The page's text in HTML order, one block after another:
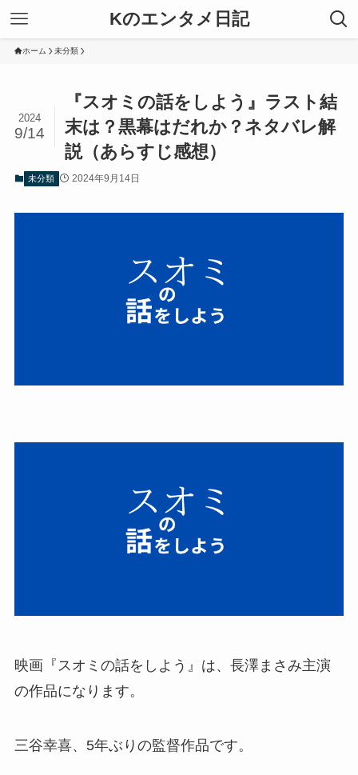
Kのエンタメ日記
ホーム 未分類
『スオミの話をしよう』ラスト結
末は？黒幕はだれか？ネタバレ解
説（あらすじ感想）
2024
9/14
未分類 2024年9月14日
映画『スオミの話をしよう』は、長澤まさみ主演
の作品になります。
三谷幸喜、5年ぶりの監督作品です。